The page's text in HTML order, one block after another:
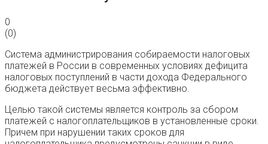
0
(0)
Система администрирования собираемости налоговых
платежей в России в современных условиях дефицита
налоговых поступлений в части дохода Федерального
бюджета действует весьма эффективно.
Целью такой системы является контроль за сбором
платежей с налогоплательщиков в установленные сроки.
Причем при нарушении таких сроков для